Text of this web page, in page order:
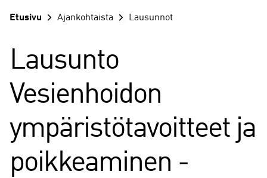
Etusivu Ajankohtaista Lausunnot
Lausunto
Vesienhoidon
ympäristötavoitteet ja
poikkeaminen -